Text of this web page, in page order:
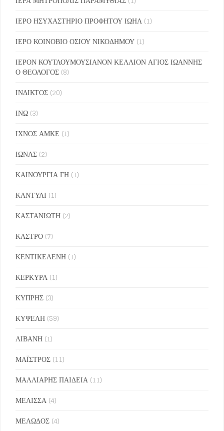
ΙΕΡΟ ΗΣΥΧΑΣΤΗΡΙΟ ΠΡΟΦΗΤΟΥ ΙΩΗΛ (1)
ΙΕΡΟ ΚΟΙΝΟΒΙΟ ΟΣΙΟΥ ΝΙΚΟΔΗΜΟΥ (1)
ΙΕΡΟΝ ΚΟΥΤΛΟΥΜΟΥΣΙΑΝΟΝ ΚΕΛΛΙΟΝ ΑΓΙΟΣ ΙΩΑΝΝΗΣ
Ο ΘΕΟΛΟΓΟΣ (8)
ΙΝΔΙΚΤΟΣ (20)
ΙΝΩ (3)
ΙΧΝΟΣ ΑΜΚΕ (1)
ΙΩΝΑΣ (2)
ΚΑΙΝΟΥΡΓΙΑ ΓΗ (1)
ΚΑΝΤΥΛΙ (1)
ΚΑΣΤΑΝΙΩΤΗ (2)
ΚΑΣΤΡΟ (7)
ΚΕΝΤΙΚΕΛΕΝΗ (1)
ΚΕΡΚΥΡΑ (1)
ΚΥΠΡΗΣ (3)
ΚΥΨΕΛΗ (59)
ΛΙΒΑΝΗ (1)
ΜΑΪΣΤΡΟΣ (11)
ΜΑΛΛΙΑΡΗΣ ΠΑΙΔΕΙΑ (11)
ΜΕΛΙΣΣΑ (4)
ΜΕΛΩΔΟΣ (4)